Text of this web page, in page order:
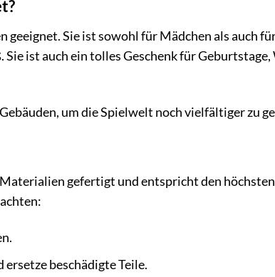
Sie ist sowohl für Mädchen als auch
ist auch ein tolles Geschenk für
um die Spielwelt noch vielfältiger zu
gefertigt und entspricht den höchsten
beschädigte Teile.